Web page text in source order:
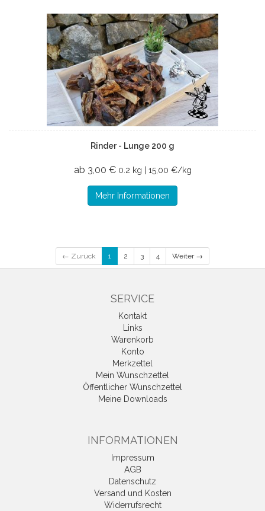
Rinder - Lunge 200 g
ab 3,00 € 0.2 kg | 15,00 €/kg
Mehr Informationen
← Zurück 1 2 3 4 Weiter →
SERVICE
Kontakt
Links
Warenkorb
Konto
Merkzettel
Mein Wunschzettel
Öffentlicher Wunschzettel
Meine Downloads
INFORMATIONEN
Impressum
AGB
Datenschutz
Versand und Kosten
Widerrufsrecht